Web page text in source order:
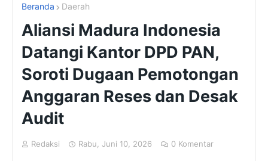
Beranda Daerah
Aliansi Madura Indonesia
Datangi Kantor DPD PAN,
Soroti Dugaan Pemotongan
Anggaran Reses dan Desak
Audit
Redaksi Rabu, Juni 10, 2026 0 Komentar